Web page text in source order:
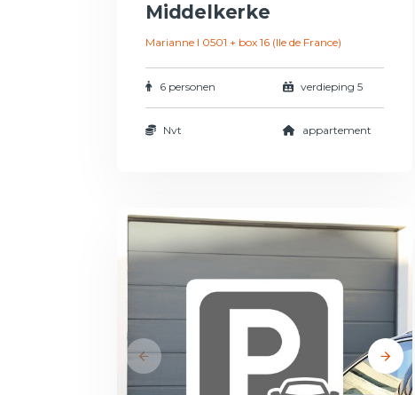
Middelkerke
Marianne I 0501 + box 16 (Ile de France)
6 personen verdieping 5
Nvt appartement